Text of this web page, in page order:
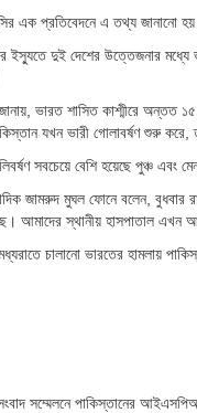
এক প্রতিবেদনে এ তথ্য জানানো
ইস্যুতে দুই দেশের উত্তেজনার মধ্যে
জানায়, ভারত শাসিত কাশ্মীরে অন্তত
যখন ভারী গোলাবর্ষণ শুরু
সবচেয়ে বেশি হয়েছে পুঞ্চ
জামরুদ মুঘল ফোনে বলেন,
আমাদের স্থানীয় হাসপাতাল এখন
চালানো ভারতের হামলায়
সম্মেলনে পাকিস্তানের